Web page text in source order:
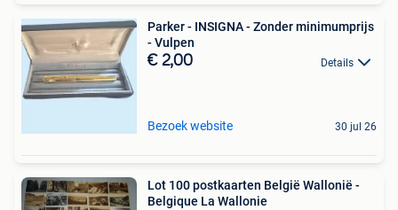
Parker - INSIGNA - Zonder minimumprijs
- Vulpen
€ 2,00 Details
Bezoek website 30 jul 26
Lot 100 postkaarten België Wallonië -
Belgique La Wallonie